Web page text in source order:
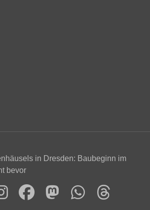
in Dresden: Baubeginn im
bevor